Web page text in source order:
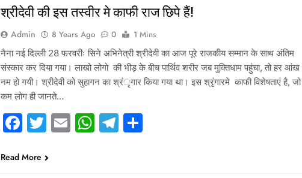
श्रीदेवी की इस तस्वीर मे काफी राज छिपे हैं!
Admin 8 Years Ago 0
1 Mins
नैना नई दिल्ली 28 फरवरीः सिने अभिनेत्री श्रीदेवी का आज पूरे राजकीय सम्मान के साथ अंतिम
संस्कार कर दिया गया। लाखो लोगो की भीड़ के बीच पार्थिव शरीर जब मुक्तिधाम पहुंचा, तो हर आंख
नम हो गयी। श्रीदेवी को सुहागन का श्रंृगार किया गया था। इस श्रृंगारमे काफी विशेषताएं है, जो
कम लोग ही जानते…
Facebook
Twitter
EmailWhatsApp
Telegram
Read More